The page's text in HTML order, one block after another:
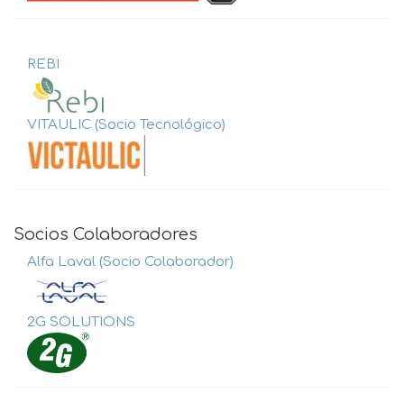
REBI
VITAULIC (Socio Tecnológico)
Socios Colaboradores
Alfa Laval (Socio Colaborador)
2G SOLUTIONS